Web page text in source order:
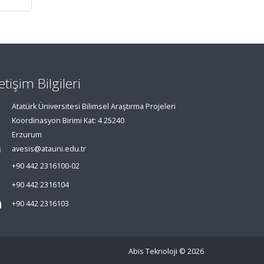
Bilgileri
Atatürk Üniversitesi Bilimsel Araştırma Projeleri
Koordinasyon Birimi Kat: 4 25240
Erzurum
avesis@atauni.edu.tr
+90 442 2316100-02
+90 442 2316104
+90 442 2316103
Abis Teknoloji © 2026